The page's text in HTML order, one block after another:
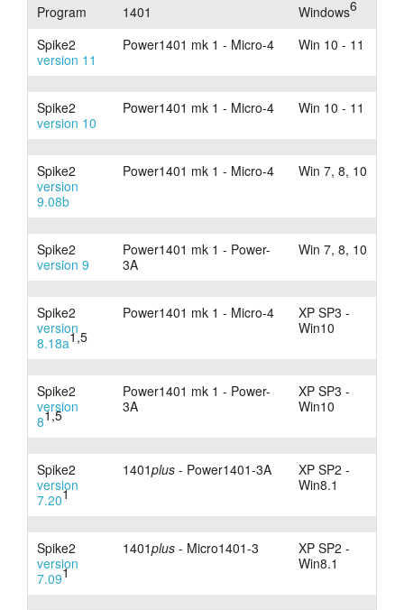
Tutorials
Soporte
Distribuidores
Program
1401 Windows6
Spike2
version 11
Power1401 mk 1 - Micro-4 Win 10 - 11
Spike2
version 10
Power1401 mk 1 - Micro-4 Win 10 - 11
Spike2
version
9.08b
Power1401 mk 1 - Micro-4 Win 7, 8, 10
Spike2
version 9
Power1401 mk 1 - Power-
3A
Win 7, 8, 10
Spike2
version
8.18a1,5
Power1401 mk 1 - Micro-4
XP SP3 -
Win10
Spike2
version
81,5
Power1401 mk 1 - Power-
3A
XP SP3 -
Win10
Spike2
version
7.201
1401plus - Power1401-3A
XP SP2 -
Win8.1
Spike2
version
7.091
1401plus - Micro1401-3
XP SP2 -
Win8.1